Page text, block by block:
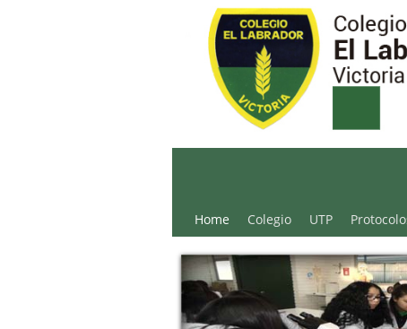
Colegio El Labrador -
Home Colegio UTP